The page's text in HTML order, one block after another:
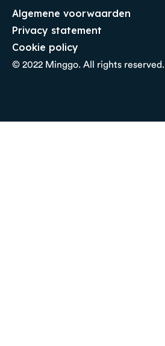
Algemene voorwaarden
Privacy statement
Cookie policy
© 2022 Minggo. All rights reserved.